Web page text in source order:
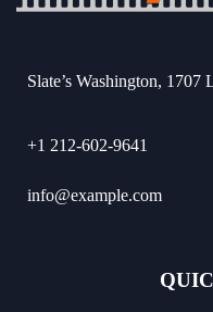
Slate’s Washington,
+1 212-602-9641
info@example.com